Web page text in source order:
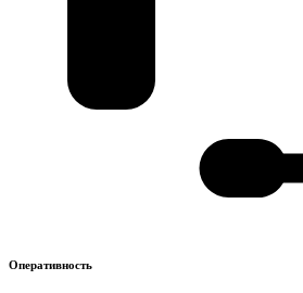
Оперативность